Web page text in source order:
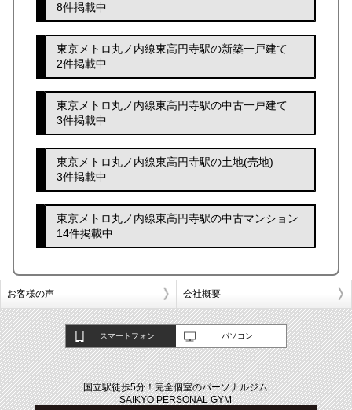
8件掲載中
東京メトロ丸ノ内線東高円寺駅の新築一戸建て
2件掲載中
東京メトロ丸ノ内線東高円寺駅の中古一戸建て
3件掲載中
東京メトロ丸ノ内線東高円寺駅の土地(売地)
3件掲載中
東京メトロ丸ノ内線東高円寺駅の中古マンション
14件掲載中
お客様の声 会社概要
スマートフォン パソコン
国立駅徒歩5分！完全個室のパーソナルジム
SAIKYO PERSONAL GYM